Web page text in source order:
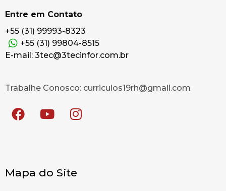
Entre em Contato
+55 (31) 99993-8323
+55 (31) 99804-8515
E-mail: 3tec@3tecinfor.com.br
Trabalhe Conosco: curriculos19rh@gmail.com
Mapa do Site